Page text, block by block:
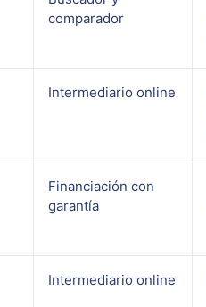
comparador
Intermediario online
Financiación con
garantía
Intermediario online